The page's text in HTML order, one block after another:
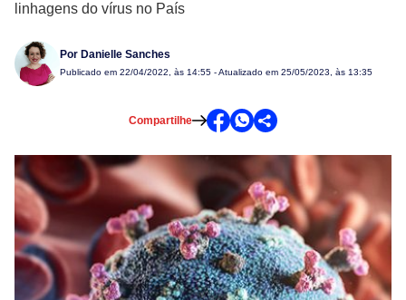
linhagens do vírus no País
Por Danielle Sanches
Publicado em 22/04/2022, às 14:55 - Atualizado em 25/05/2023, às 13:35
Compartilhe